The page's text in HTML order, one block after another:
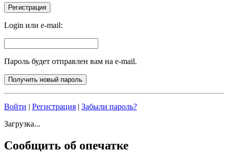
Login или e-mail:
Пароль будет отправлен вам на e-mail.
Войти | Регистрация | Забыли пароль?
Загрузка...
Сообщить об опечатке